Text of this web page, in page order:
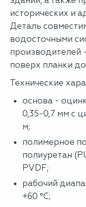
исторических и
Деталь
водосточными
производителей
поверх планки
Технические
основа -
0,35-0,7 мм с
м;
полимерное
полиуретан
PVDF;
рабочий
+60 °C;